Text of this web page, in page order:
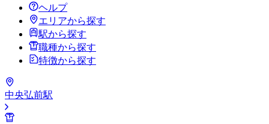
ヘルプ
エリアから探す
駅から探す
職種から探す
特徴から探す
中央弘前駅